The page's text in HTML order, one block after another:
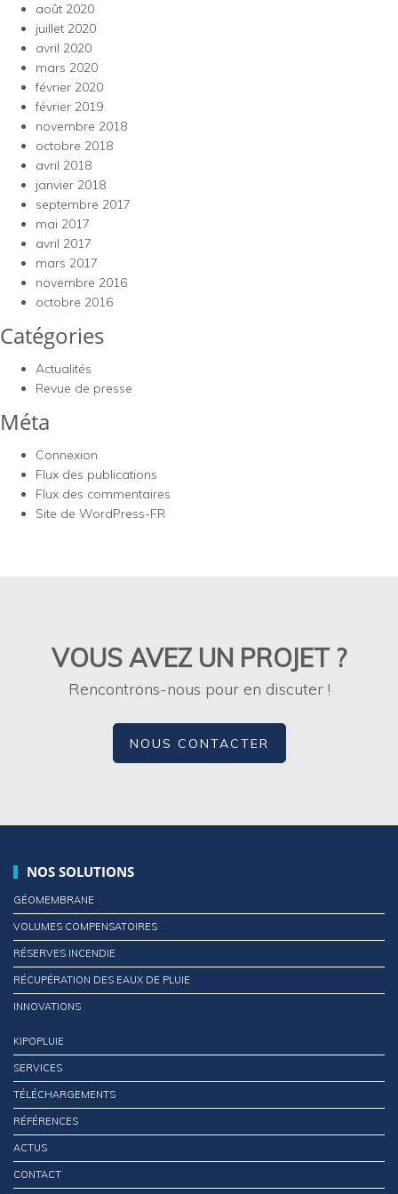
août 2020
juillet 2020
avril 2020
mars 2020
février 2020
février 2019
novembre 2018
octobre 2018
avril 2018
janvier 2018
septembre 2017
mai 2017
avril 2017
mars 2017
novembre 2016
octobre 2016
Catégories
Actualités
Revue de presse
Méta
Connexion
Flux des publications
Flux des commentaires
Site de WordPress-FR
VOUS AVEZ UN PROJET ?
Rencontrons-nous pour en discuter !
NOUS CONTACTER
NOS SOLUTIONS
GÉOMEMBRANE
VOLUMES COMPENSATOIRES
RÉSERVES INCENDIE
RÉCUPÉRATION DES EAUX DE PLUIE
INNOVATIONS
KIPOPLUIE
SERVICES
TÉLÉCHARGEMENTS
RÉFÉRENCES
ACTUS
CONTACT